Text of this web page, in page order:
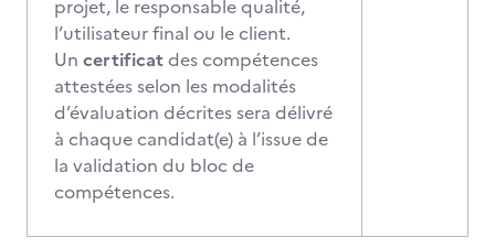
projet, le responsable qualité,
l’utilisateur final ou le client.
Un certificatdes compétences
attestées selon les modalités
d’évaluation décrites sera délivré
à chaque candidat(e) à l’issue de
la validation du bloc de
compétences.